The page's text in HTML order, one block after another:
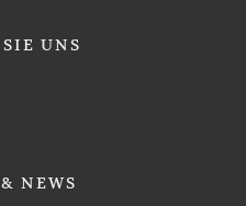
SIE UNS
& NEWS